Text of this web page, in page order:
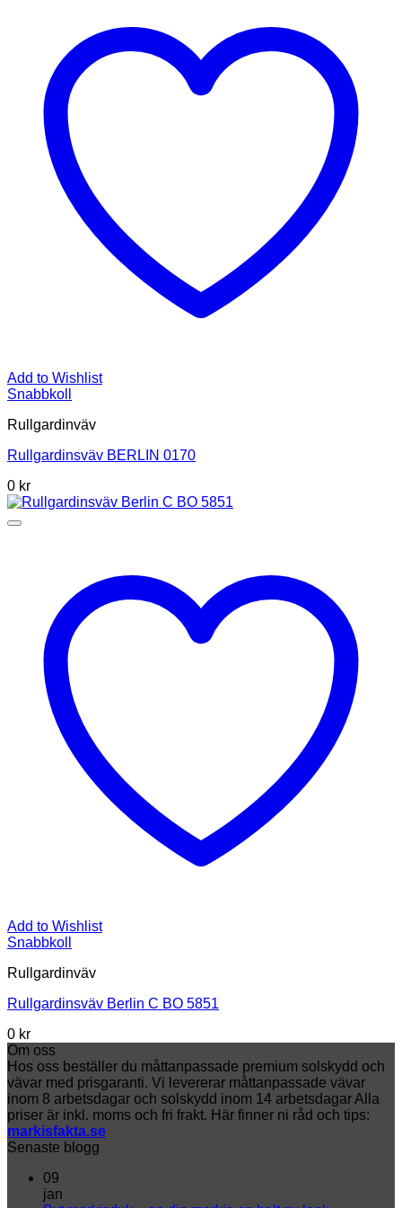
Add to Wishlist
Snabbkoll
Rullgardinväv
Rullgardinsväv BERLIN 0170
0 kr
Add to Wishlist
Snabbkoll
Rullgardinväv
Rullgardinsväv Berlin C BO 5851
0 kr
Om oss
Hos oss beställer du måttanpassade premium solskydd och
vävar med prisgaranti. Vi levererar måttanpassade vävar
inom 8 arbetsdagar och solskydd inom 14 arbetsdagar Alla
priser är inkl. moms och fri frakt. Här finner ni råd och tips:
markisfakta.se
Senaste blogg
09
jan